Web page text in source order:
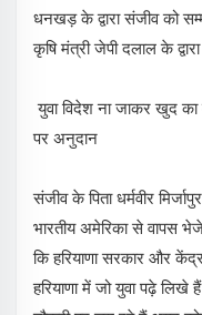
धनखड़ के द्वारा संजीव को
कृषि मंत्री जेपी दलाल के
युवा विदेश ना जाकर खुद
पर अनुदान
संजीव के पिता धर्मवीर
भारतीय अमेरिका से वापस
कि हरियाणा सरकार और
हरियाणा में जो युवा पढ़े लिखे